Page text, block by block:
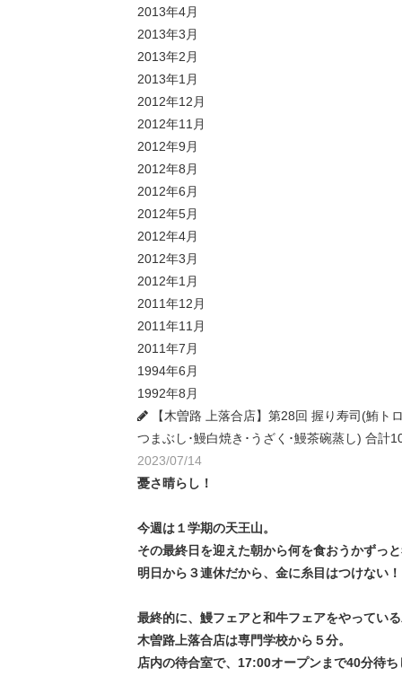
2013年4月
2013年3月
2013年2月
2013年1月
2012年12月
2012年11月
2012年9月
2012年8月
2012年6月
2012年5月
2012年4月
2012年3月
2012年1月
2011年12月
2011年11月
2011年7月
1994年6月
1992年8月
【木曽路 上落合店】第28回 握り寿司(鮪ト
つまぶし･鰻白焼き･うざく･鰻茶碗蒸し) 合
2023/07/14
憂さ晴らし！
今週は１学期の天王山。
その最終日を迎えた朝から何を食おうかずっ
明日から３連休だから、金に糸目はつけない！
最終的に、鰻フェアと和牛フェアをやってい
木曽路上落合店は専門学校から５分。
店内の待合室で、17:00オープンまで40分待ち